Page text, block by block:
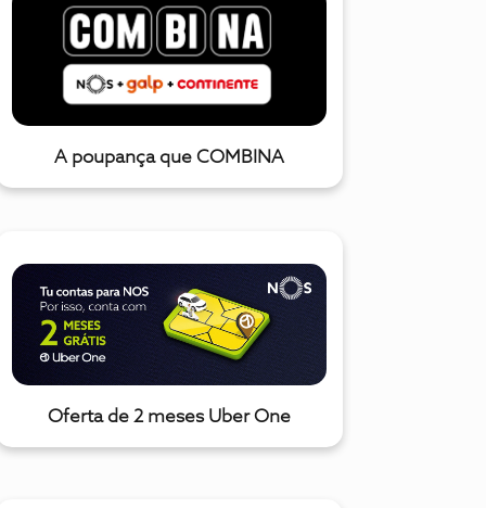
A poupança que COMBINA
Oferta de 2 meses Uber One